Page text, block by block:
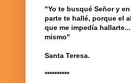
"Yo te busqué Señor y
parte te hallé, porque el
que me impedía
mismo"
Santa Teresa.
**********